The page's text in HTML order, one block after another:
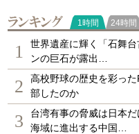
ラン
1時間 24時間
1
世界遺産に輝く「石舞
ンの巨石が露出…
2
高校野球の歴史を彩っ
部したのか
3
台湾有事の脅威は日本
海域に進出する中国…